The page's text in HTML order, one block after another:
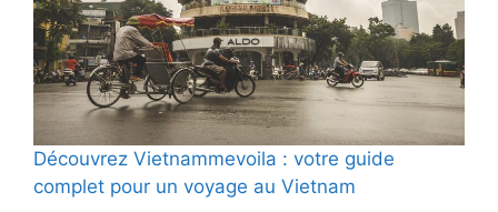
Découvrez Vietnammevoila : votre guide
complet pour un voyage au Vietnam